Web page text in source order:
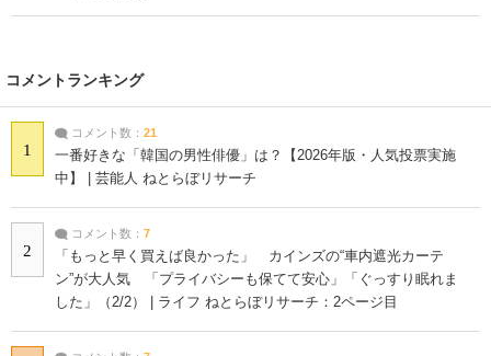
コメントランキング
1
コメント数： 21
一番好きな「韓国の男性俳優」は？【2026年版・人気投票実施
中】 | 芸能人 ねとらぼリサーチ
2
コメント数： 7
「もっと早く買えば良かった」 カインズの“車内遮光カーテ
ン”が大人気 「プライバシーも保てて安心」「ぐっすり眠れま
した」（2/2） | ライフ ねとらぼリサーチ：2ページ目